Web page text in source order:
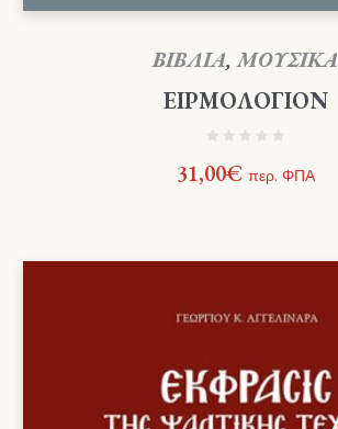
ΒΙΒΛΙΑ,ΜΟΥΣΙΚΑ
ΕΙΡΜΟΛΟΓΙΟΝ
31,00€ περ. ΦΠΑ